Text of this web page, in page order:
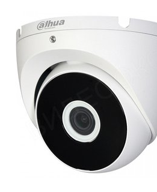
Системы фонового
помещений
Системы контроля и
доступом
Сетевое оборудование
Защитные сейферы и